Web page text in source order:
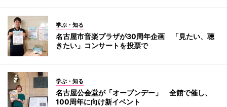
学ぶ・知る
名古屋市音楽プラザが30周年企画 「見たい、聴
きたい」コンサートを投票で
学ぶ・知る
名古屋公会堂が「オープンデー」 全館で催し、
100周年に向け新イベント